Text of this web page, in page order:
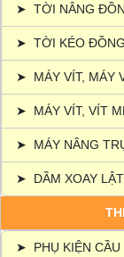
➤ TỜI NÂNG
➤ TỜI KÉO
➤ MÁY VÍT, MÁY
➤ MÁY VÍT, VÍT
➤ MÁY NÂNG
➤ DẦM XOAY LẬT
➤ PHỤ KIỆN